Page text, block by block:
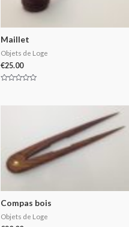
Maillet
Objets de Loge
€25.00
Compas bois
Objets de Loge